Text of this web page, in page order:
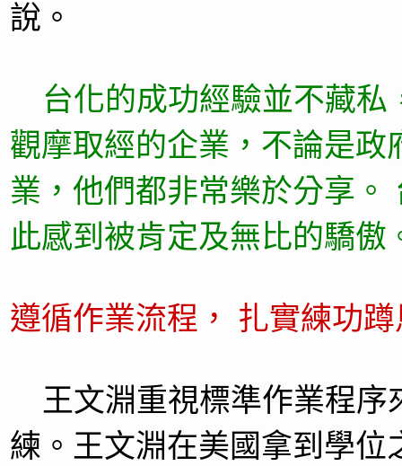
說。
台化的成功經驗並不藏私
觀摩取經的企業，不論是政
業，他們都非常樂於分享。
此感到被肯定及無比的驕傲
遵循作業流程， 扎實練功
王文淵重視標準作業程序
練。王文淵在美國拿到學位